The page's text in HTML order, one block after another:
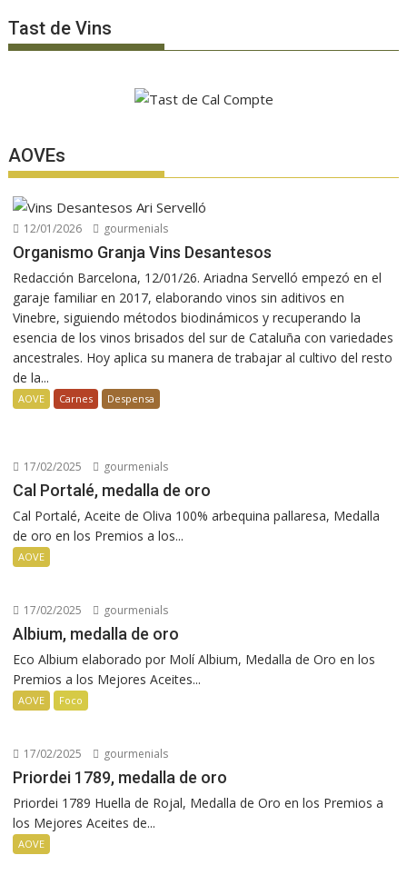
Tast de Vins
AOVEs
12/01/2026 gourmenials
Organismo Granja Vins Desantesos
Redacción Barcelona, 12/01/26. Ariadna Servelló empezó en el
garaje familiar en 2017, elaborando vinos sin aditivos en
Vinebre, siguiendo métodos biodinámicos y recuperando la
esencia de los vinos brisados del sur de Cataluña con variedades
ancestrales. Hoy aplica su manera de trabajar al cultivo del resto
de la...
AOVE Carnes Despensa
17/02/2025 gourmenials
Cal Portalé, medalla de oro
Cal Portalé, Aceite de Oliva 100% arbequina pallaresa, Medalla
de oro en los Premios a los...
AOVE
17/02/2025 gourmenials
Albium, medalla de oro
Eco Albium elaborado por Molí Albium, Medalla de Oro en los
Premios a los Mejores Aceites...
AOVE Foco
17/02/2025 gourmenials
Priordei 1789, medalla de oro
Priordei 1789 Huella de Rojal, Medalla de Oro en los Premios a
los Mejores Aceites de...
AOVE